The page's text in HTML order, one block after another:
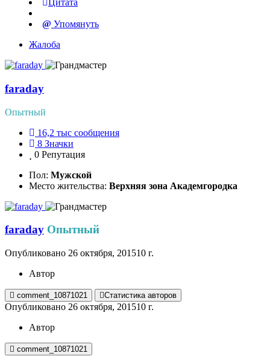
Цитата
Упомянуть
Жалоба
faraday
Опытный
16,2 тыс сообщения
8 Значки
0 Репутация
Пол: Мужской
Место жительства: Верхняя зона Академгородка
faraday Опытный
Опубликовано 26 октября, 201510 г.
Автор
comment_10871021 Статистика авторов
Опубликовано 26 октября, 201510 г.
Автор
comment_10871021